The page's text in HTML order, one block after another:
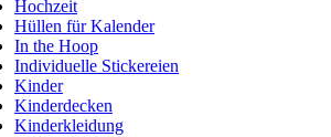
Hochzeit
Hüllen für Kalender
In the Hoop
Individuelle Stickereien
Kinder
Kinderdecken
Kinderkleidung